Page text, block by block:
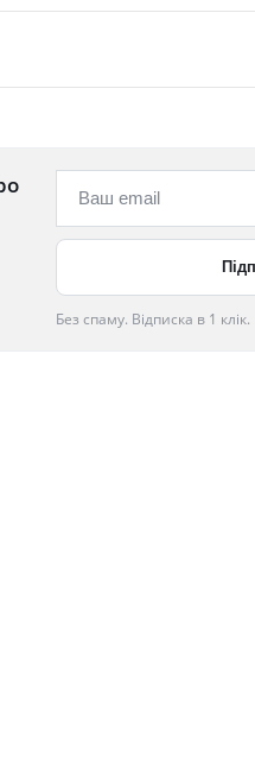
Без спаму. Відписка в 1 клік.